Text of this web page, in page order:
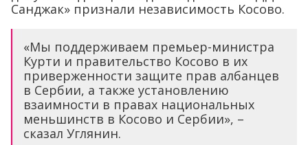
Санджак» признали независимость Косово.
«Мы поддерживаем премьер-министра
Курти и правительство Косово в их
приверженности защите прав албанцев
в Сербии, а также установлению
взаимности в правах национальных
меньшинств в Косово и Сербии», –
сказал Углянин.